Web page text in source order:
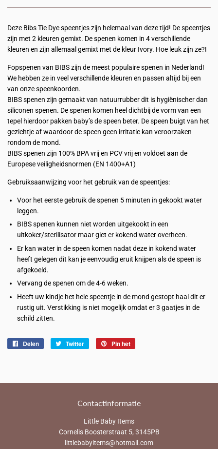
Deze Bibs Tie Dye speentjes zijn helemaal van dezetijd! De speentjes
zijn met 2 kleuren gemixt. De spenen komen in 4 verschillende
kleuren en zijn allemaal gemixt met de kleur Ivory. Hoe leuk zijn ze?!
Fopspenen van BIBS zijn de meest populaire spenen in Nederland!
We hebben ze in veel verschillende kleuren en passen altijd bij een
van onze speenkoorden.
BIBS spenen zijn gemaakt van natuurrubber dit is hygiënischer dan
siliconen spenen. De spenen komen heel dichtbij de vorm van een
tepel hierdoor pakken baby’s de speen beter. De speen buigt van het
gezichtje af waardoor de speen geen irritatie kan veroorzaken
rondom de mond.
BIBS spenen zijn 100% BPA vrij en PCV vrij en voldoet aan de
Europese veiligheidsnormen (EN 1400+A1)
Gebruiksaanwijzing voor het gebruik van de speentjes:
Voor het eerste gebruik de spenen 5 minuten in gekookt water
leggen.
BIBS spenen kunnen niet worden uitgekookt in een
uitkoker/sterilisator maar giet er kokend water overheen.
Er kan water in de speen komen nadat deze in kokend water
heeft gelegen dit kan je eenvoudig eruit knijpen als de speen is
afgekoeld.
Vervang de spenen om de 4-6 weken.
Heeft uw kindje het hele speentje in de mond gestopt haal dit er
rustig uit. Verstikking is niet mogelijk omdat er 3 gaatjes in de
schild zitten.
Delen
Delen
Twitter
TwitterenPin het
Contactinformatie
Little Baby Items
Cornelis Boosterstraat 5, 3145PB
littlebabyitems@hotmail.com